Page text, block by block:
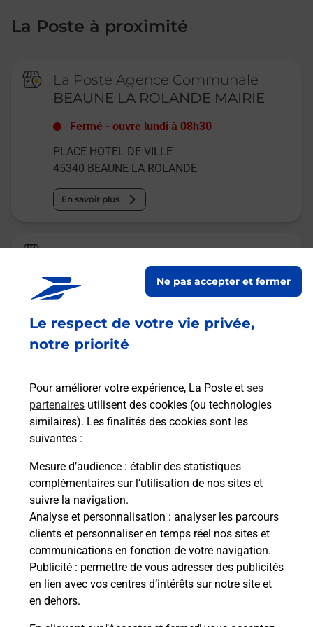
Le respect de votre vie privée,
notre priorité
Pour améliorer votre expérience, La Poste et ses
partenaires utilisent des cookies (ou technologies
similaires). Les finalités des cookies sont les
suivantes :
Mesure d’audience : établir des statistiques
complémentaires sur l’utilisation de nos sites et
suivre la navigation.
Analyse et personnalisation : analyser les parcours
clients et personnaliser en temps réel nos sites et
communications en fonction de votre navigation.
Publicité : permettre de vous adresser des publicités
en lien avec vos centres d’intérêts sur notre site et
en dehors.
Ne pas accepter et fermer
La Poste à proximité
La Poste Agence Communale
BEAUNE LA ROLANDE MAIRIE
Fermé -ouvre lundi à 08h30
PLACE HOTEL DE VILLE
45340 BEAUNE LA ROLANDE
En savoir plus
Relais Pickup
SUPER U BEAUNE
ferme bientôt à 12h30
7 RUE DE BOISCOMMUN
45340 BEAUNE LA ROLANDE
Malin !
La Poste
en ligne
Ouvert 24h/24
En savoir plus